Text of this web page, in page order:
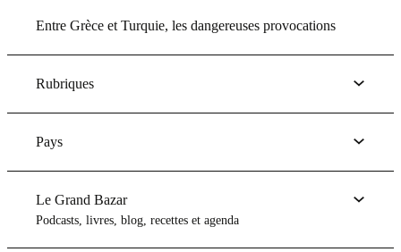
Entre Grèce et Turquie, les dangereuses provocations
Rubriques
Pays
Le Grand Bazar
Podcasts, livres, blog, recettes et agenda